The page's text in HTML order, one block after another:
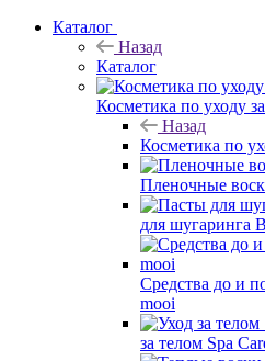
Каталог
Назад
Каталог
Косметика по уходу
Назад
Косметика по
Пленочные
для шугаринга
Средства до и
mooi
за телом Spa